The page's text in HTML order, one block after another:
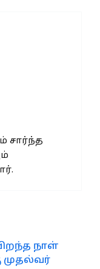
சார்ந்த
நாள்
முதல்வர்